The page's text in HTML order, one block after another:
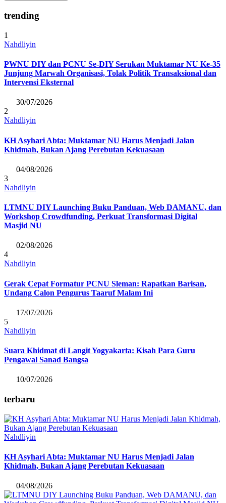
trending
1
Nahdliyin
PWNU DIY dan PCNU Se-DIY Serukan Muktamar NU Ke-35
Junjung Marwah Organisasi, Tolak Politik Transaksional dan
Intervensi Eksternal
30/07/2026
2
Nahdliyin
KH Asyhari Abta: Muktamar NU Harus Menjadi Jalan
Khidmah, Bukan Ajang Perebutan Kekuasaan
04/08/2026
3
Nahdliyin
LTMNU DIY Launching Buku Panduan, Web DAMANU, dan
Workshop Crowdfunding, Perkuat Transformasi Digital
Masjid NU
02/08/2026
4
Nahdliyin
Gerak Cepat Formatur PCNU Sleman: Rapatkan Barisan,
Undang Calon Pengurus Taaruf Malam Ini
17/07/2026
5
Nahdliyin
Suara Khidmat di Langit Yogyakarta: Kisah Para Guru
Pengawal Sanad Bangsa
10/07/2026
terbaru
Nahdliyin
KH Asyhari Abta: Muktamar NU Harus Menjadi Jalan
Khidmah, Bukan Ajang Perebutan Kekuasaan
04/08/2026